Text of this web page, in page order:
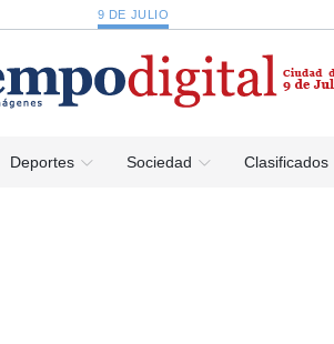
9 DE JULIO
Deportes Sociedad Clasificados